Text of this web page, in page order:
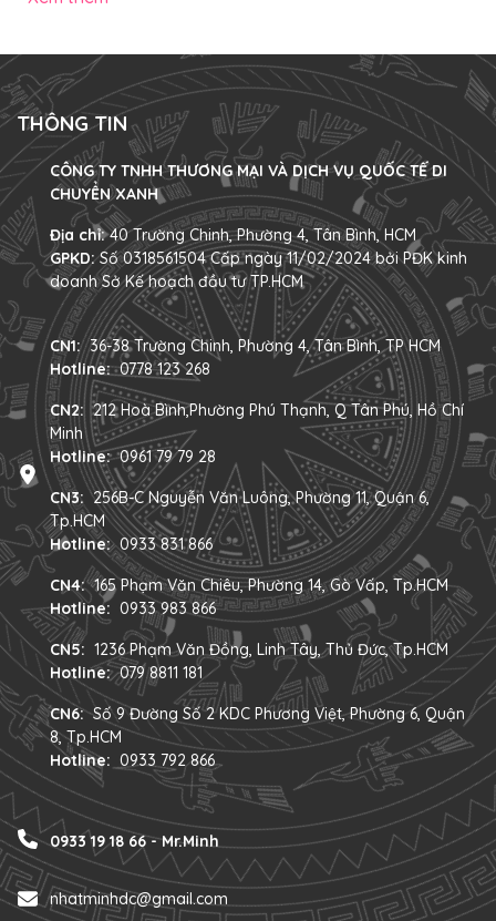
nhân 1. 4 mẫu xe đạp điện trendy ấn tượng nhất năm 2025
Dưới đây...
THÔNG TIN
CÔNG TY TNHH THƯƠNG MẠI VÀ DỊCH VỤ QUỐC TẾ DI
CHUYỂN XANH
Địa chỉ:40 Trường Chinh, Phường 4, Tân Bình, HCM
GPKD:Số 0318561504 Cấp ngày 11/02/2024 bởi PĐK kinh
doanh Sở Kế hoạch đầu tư TP.HCM
CN1: 36-38 Trường Chinh, Phường 4, Tân Bình, TP HCM
Hotline: 0778 123 268
CN2: 212 Hoà Bình,Phường Phú Thạnh, Q Tân Phú, Hồ Chí
Minh
Hotline: 0961 79 79 28
CN3: 256B-C Nguyễn Văn Luông, Phường 11, Quận 6,
Tp.HCM
Hotline: 0933 831 866
CN4: 165 Phạm Văn Chiêu, Phường 14, Gò Vấp, Tp.HCM
Hotline: 0933 983 866
CN5: 1236 Phạm Văn Đồng, Linh Tây, Thủ Đức, Tp.HCM
Hotline: 079 8811 181
CN6: Số 9 Đường Số 2 KDC Phương Việt, Phường 6, Quận
8, Tp.HCM
Hotline: 0933 792 866
0933 19 18 66 - Mr.Minh
nhatminhdc@gmail.com